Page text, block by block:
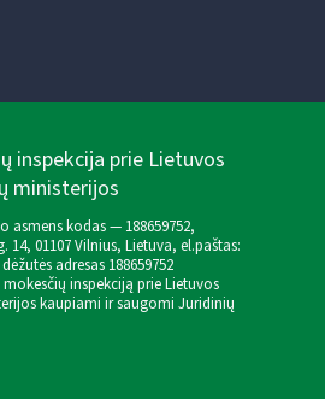
inspekcija prie Lietuvos
ministerijos
asmens kodas — 188659752,
14, 01107 Vilnius, Lietuva, el.paštas:
adresas 188659752
inspekciją prie Lietuvos
kaupiami ir saugomi Juridinių